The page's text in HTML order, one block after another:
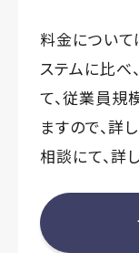
料金について
ステムに比べ
て、従業員規
ますので、詳
相談にて、詳